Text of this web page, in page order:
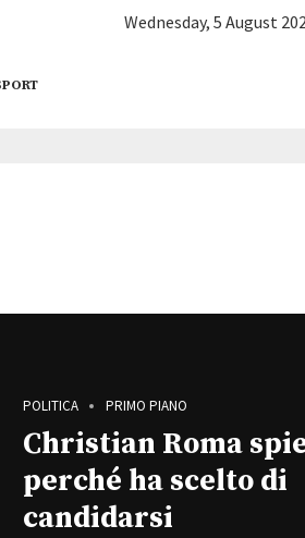
Wednesday, 5 August
POLITICA PRIMO PIANO
Christian Roma
perché ha scelto di
candidarsi